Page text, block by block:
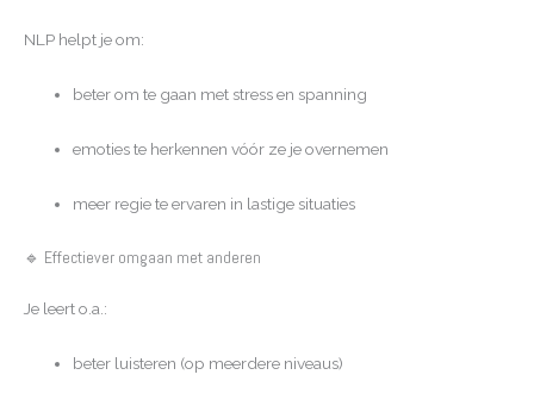
NLP helpt je om:
beter om te gaan met stress en spanning
emoties te herkennen vóór ze je overnemen
meer regie te ervaren in lastige situaties
🔹 Effectiever omgaan met anderen
Je leert o.a.:
beter luisteren (op meerdere niveaus)